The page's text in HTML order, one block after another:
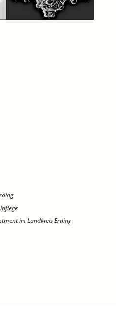
im Landkreis Erding